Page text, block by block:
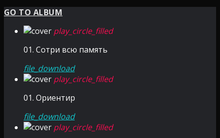
GO TO ALBUM
play_circle_filled
01. Сотри всю память
file_download
play_circle_filled
01. Ориентир
file_download
play_circle_filled